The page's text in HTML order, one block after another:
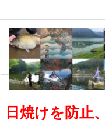
日焼けを防止